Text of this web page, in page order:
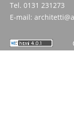
Tel. 0131 231273
E-mail: